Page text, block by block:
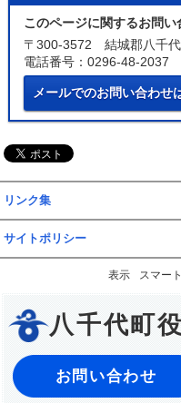
このページに関するお問い
〒300-3572 結城郡八千
電話番号：0296-48-2037
メールでのお問い合わせ
リンク集
サイトポリシー
表示 スマー
八千代町
お問い合わせ